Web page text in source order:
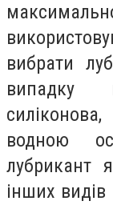
вибрати
випадку
водною
лубрикант
інших